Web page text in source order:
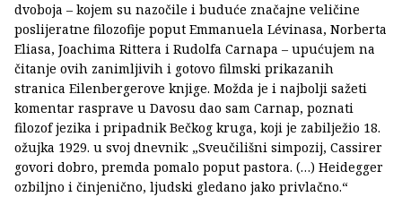
dvoboja – kojem su nazočile i buduće značajne veličine
poslijeratne filozofije poput Emmanuela Lévinasa, Norberta
Eliasa, Joachima Rittera i Rudolfa Carnapa – upućujem na
čitanje ovih zanimljivih i gotovo filmski prikazanih
stranica Eilenbergerove knjige. Možda je i najbolji sažeti
komentar rasprave u Davosu dao sam Carnap, poznati
filozof jezika i pripadnik Bečkog kruga, koji je zabilježio 18.
ožujka 1929. u svoj dnevnik: „Sveučilišni simpozij, Cassirer
govori dobro, premda pomalo poput pastora. (…) Heidegger
ozbiljno i činjenično, ljudski gledano jako privlačno.“